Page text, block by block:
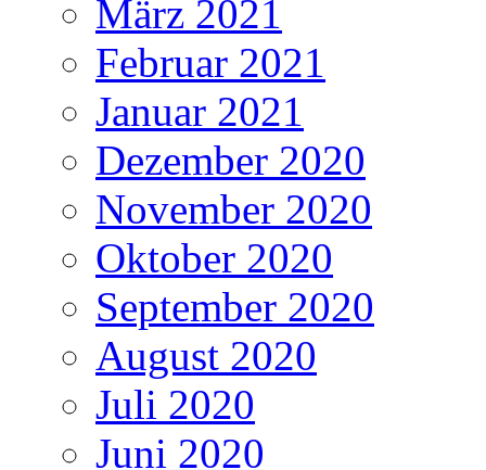
März 2021
Februar 2021
Januar 2021
Dezember 2020
November 2020
Oktober 2020
September 2020
August 2020
Juli 2020
Juni 2020